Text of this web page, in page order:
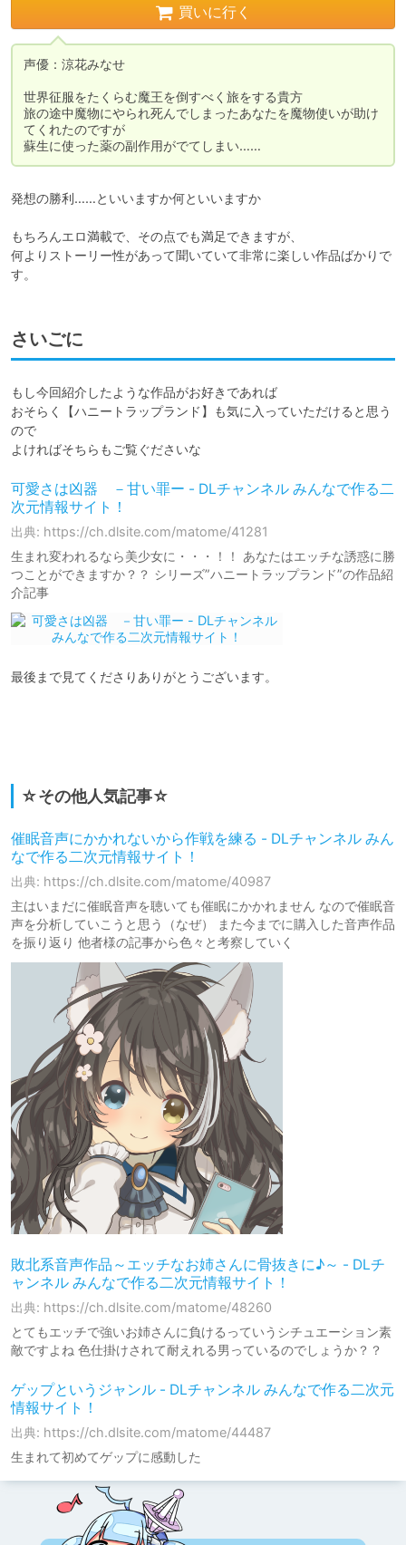
買いに行く
声優：涼花みなせ
世界征服をたくらむ魔王を倒すべく旅をする貴方
旅の途中魔物にやられ死んでしまったあなたを魔物使いが助け
てくれたのですが
蘇生に使った薬の副作用がでてしまい……
発想の勝利……といいますか何といいますか
もちろんエロ満載で、その点でも満足できますが、
何よりストーリー性があって聞いていて非常に楽しい作品ばかりで
す。
さいごに
もし今回紹介したような作品がお好きであれば
おそらく【ハニートラップランド】も気に入っていただけると思う
ので
よければそちらもご覧ぐださいな
可愛さは凶器 －甘い罪ー - DLチャンネル みんなで作る二
次元情報サイト！
出典: https://ch.dlsite.com/matome/41281
生まれ変われるなら美少女に・・・！！ あなたはエッチな誘惑に勝
つことができますか？？ シリーズ”ハニートラップランド”の作品紹
介記事
最後まで見てくださりありがとうございます。
☆その他人気記事☆
催眠音声にかかれないから作戦を練る - DLチャンネル みん
なで作る二次元情報サイト！
出典: https://ch.dlsite.com/matome/40987
主はいまだに催眠音声を聴いても催眠にかかれません なので催眠音
声を分析していこうと思う（なぜ） また今までに購入した音声作品
を振り返り 他者様の記事から色々と考察していく
敗北系音声作品～エッチなお姉さんに骨抜きに♪～ - DLチ
ャンネル みんなで作る二次元情報サイト！
出典: https://ch.dlsite.com/matome/48260
とてもエッチで強いお姉さんに負けるっていうシチュエーション素
敵ですよね 色仕掛けされて耐えれる男っているのでしょうか？？
ゲップというジャンル - DLチャンネル みんなで作る二次元
情報サイト！
出典: https://ch.dlsite.com/matome/44487
生まれて初めてゲップに感動した